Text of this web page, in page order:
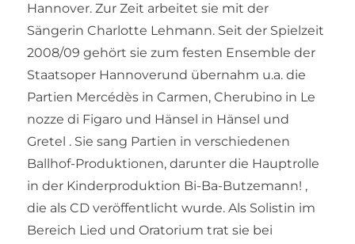
Hannover. Zur Zeit arbeitet sie mit der
Sängerin Charlotte Lehmann. Seit der Spielzeit
2008/09 gehört sie zum festen Ensemble der
Staatsoper Hannoverund übernahm u.a. die
Partien Mercédès in Carmen, Cherubino in Le
nozze di Figaro und Hänsel in Hänsel und
Gretel . Sie sang Partien in verschiedenen
Ballhof-Produktionen, darunter die Hauptrolle
in der Kinderproduktion Bi-Ba-Butzemann! ,
die als CD veröffentlicht wurde. Als Solistin im
Bereich Lied und Oratorium trat sie bei